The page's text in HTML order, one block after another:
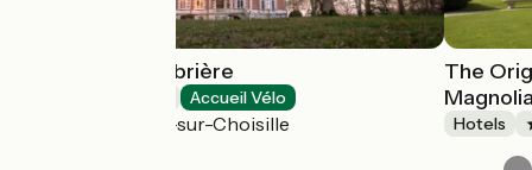
Château de l'Aubrière
Accueil Vélo
La Membrolle-sur-Choisille
The
Hotels